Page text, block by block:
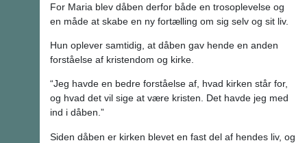
For Maria blev dåben derfor både en trosoplevelse og
en måde at skabe en ny fortælling om sig selv og sit liv.
Hun oplever samtidig, at dåben gav hende en anden
forståelse af kristendom og kirke.
“Jeg havde en bedre forståelse af, hvad kirken står for,
og hvad det vil sige at være kristen. Det havde jeg med
ind i dåben.”
Siden dåben er kirken blevet en fast del af hendes liv, og